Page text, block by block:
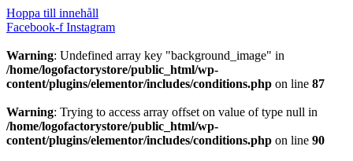
Hoppa till innehåll
Facebook-f Instagram
Warning: Undefined array key "background_image" in
/home/logofactorystore/public_html/wp-
content/plugins/elementor/includes/conditions.php on line 87
Warning: Trying to access array offset on value of type null in
/home/logofactorystore/public_html/wp-
content/plugins/elementor/includes/conditions.php on line 90